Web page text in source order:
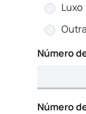
Luxo
Outra
Número
Número